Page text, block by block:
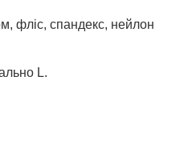
фліс, спандекс, нейлон
L.